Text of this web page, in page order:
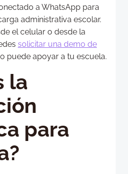
a WhatsApp para
administrativa escolar.
el celular o desde la
solicitar una demo de
puede apoyar a tu escuela.
la
para